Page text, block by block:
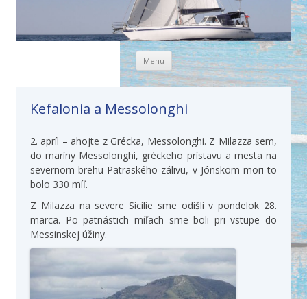
Menu Skip to content
Kefalonia a Messolonghi
2. apríl – ahojte z Grécka, Messolonghi. Z Milazza sem,
do maríny Messolonghi, gréckeho prístavu a mesta na
severnom brehu Patraského zálivu, v Jónskom mori to
bolo 330 míľ.
Z Milazza na severe Sicílie sme odišli v pondelok 28.
marca. Po pätnástich míľach sme boli pri vstupe do
Messinskej úžiny.